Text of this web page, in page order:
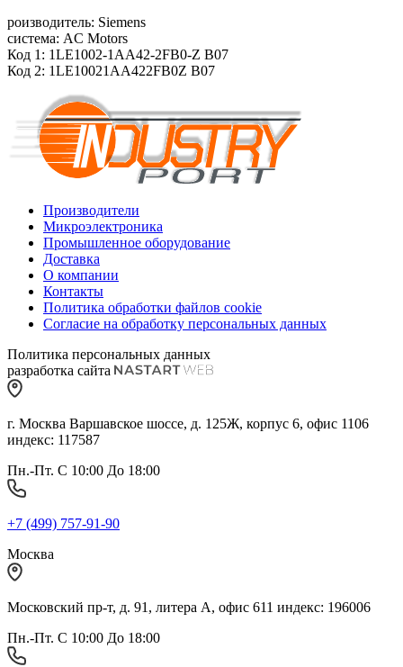
роизводитель: Siemens
система: AC Motors
Код 1: 1LE1002-1AA42-2FB0-Z B07
Код 2: 1LE10021AA422FB0Z B07
Производители
Микроэлектроника
Промышленное оборудование
Доставка
О компании
Контакты
Политика обработки файлов cookie
Согласие на обработку персональных данных
Политика персональных данных
разработка сайта
г. Москва Варшавское шоссе, д. 125Ж, корпус 6, офис 1106
индекс: 117587
Пн.-Пт. С 10:00 До 18:00
+7 (499) 757-91-90
Москва
Московский пр-т, д. 91, литера А, офис 611 индекс: 196006
Пн.-Пт. С 10:00 До 18:00